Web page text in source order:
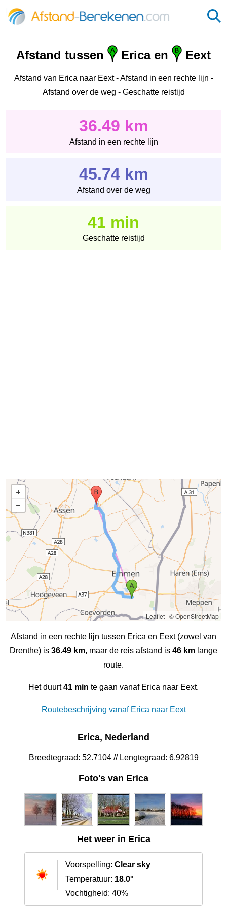
Afstand tussen Erica en Eext
Afstand van Erica naar Eext - Afstand in een rechte lijn -
Afstand over de weg - Geschatte reistijd
36.49 km
Afstand in een rechte lijn
45.74 km
Afstand over de weg
41 min
Geschatte reistijd
Leaflet| © OpenStreetMap
Afstand in een rechte lijn tussen Erica en Eext (zowel van
Drenthe) is 36.49 km, maar de reis afstand is 46 km lange
route.
Het duurt41 min te gaan vanaf Erica naar Eext.
Routebeschrijving vanaf Erica naar Eext
Erica, Nederland
Breedtegraad: 52.7104 // Lengtegraad: 6.92819
Foto's van Erica
Het weer in Erica
Voorspelling: Clear sky
Temperatuur: 18.0°
Vochtigheid: 40%